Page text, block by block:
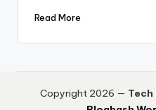
Read More
Copyright 2026 —